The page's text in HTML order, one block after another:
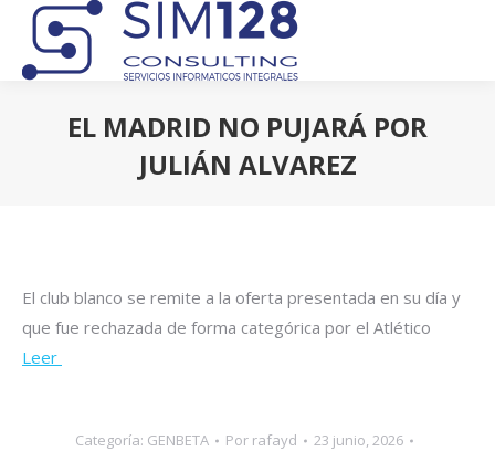
EL MADRID NO PUJARÁ POR
JULIÁN ALVAREZ
El club blanco se remite a la oferta presentada en su día y
que fue rechazada de forma categórica por el Atlético
Leer
Categoría: GENBETA Por rafayd
23 junio, 2026